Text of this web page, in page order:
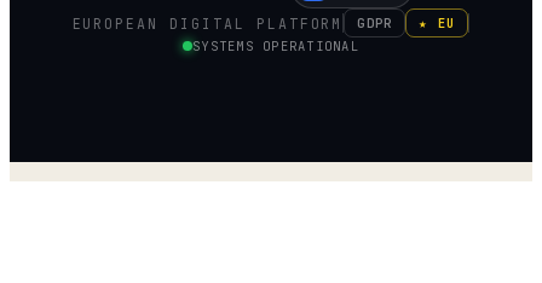
EUROPEAN DIGITAL PLATFORM GDPR
★ EU
SYSTEMS OPERATIONAL